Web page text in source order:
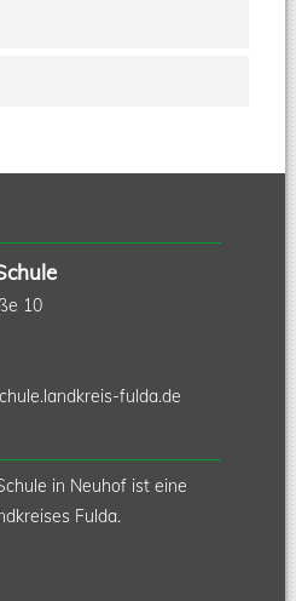
10
fulda.de
in Neuhof ist eine
Fulda.